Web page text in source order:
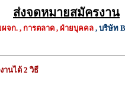
ส่งจดหมายสมัครงาน
จก. , การตลาด , ฝ่ายบุคคล , บริษัท
นได้ 2 วิธี